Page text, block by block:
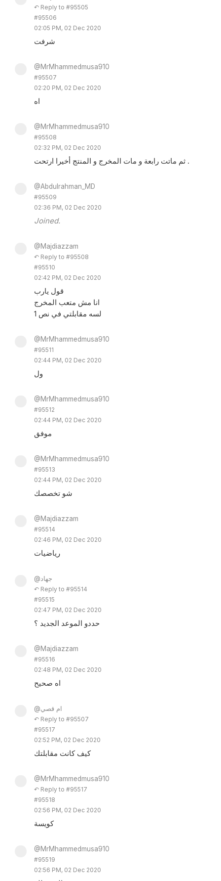
↶ Reply to #95505
#95506
02:05 PM, 02 Dec 2020
شرفت
@MrMhammedmusa910
#95507
02:20 PM, 02 Dec 2020
اه
@MrMhammedmusa910
#95508
02:32 PM, 02 Dec 2020
ثم ماتت رابعة و مات المخرج و المنتج أخيرا ارتحت .
@Abdulrahman_MD
#95509
02:36 PM, 02 Dec 2020
Joined.
@Majdiazzam
↶ Reply to #95508
#95510
02:42 PM, 02 Dec 2020
قول يارب
انا مش متعب المخرج
لسه مقابلتي في نص 1
@MrMhammedmusa910
#95511
02:44 PM, 02 Dec 2020
ول
@MrMhammedmusa910
#95512
02:44 PM, 02 Dec 2020
موفق
@MrMhammedmusa910
#95513
02:44 PM, 02 Dec 2020
شو تخصصك
@Majdiazzam
#95514
02:46 PM, 02 Dec 2020
رياضيات
@جهاد
↶ Reply to #95514
#95515
02:47 PM, 02 Dec 2020
حددو الموعد الجديد ؟
@Majdiazzam
#95516
02:48 PM, 02 Dec 2020
اه صحيح
@ام قصي
↶ Reply to #95507
#95517
02:52 PM, 02 Dec 2020
كيف كانت مقابلتك
@MrMhammedmusa910
↶ Reply to #95517
#95518
02:56 PM, 02 Dec 2020
كويسة
@MrMhammedmusa910
#95519
02:56 PM, 02 Dec 2020